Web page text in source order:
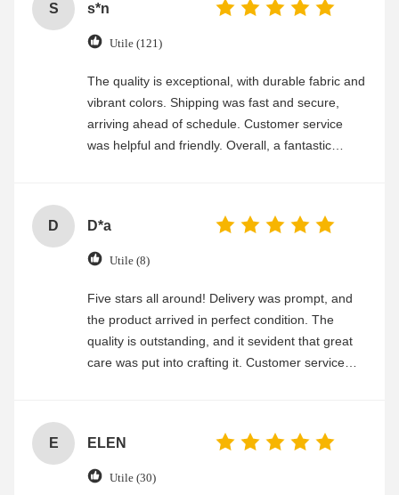
S s*n
Utile (121)
The quality is exceptional, with durable fabric and
vibrant colors. Shipping was fast and secure,
arriving ahead of schedule. Customer service
was helpful and friendly. Overall, a fantastic
D D*a
Utile (8)
Five stars all around! Delivery was prompt, and
the product arrived in perfect condition. The
quality is outstanding, and it sevident that great
care was put into crafting it. Customer service
E ELEN
Utile (30)